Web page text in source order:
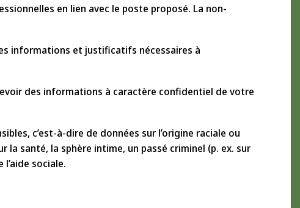
en lien avec le poste proposé. La non-
informations et justificatifs nécessaires à
des informations à caractère confidentiel de votre
c’est-à-dire de données sur l’origine raciale ou
santé, la sphère intime, un passé criminel (p. ex. sur
sociale.